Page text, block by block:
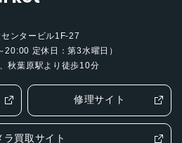
ンタービル1F-27
定休日：第3水曜日）
秋葉原駅より徒歩10分
修理サイト
ラ買取サイト